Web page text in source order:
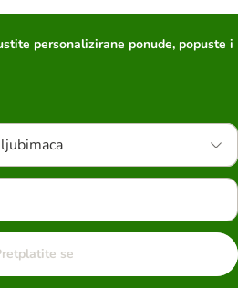
personalizirane ponude, popuste i
se